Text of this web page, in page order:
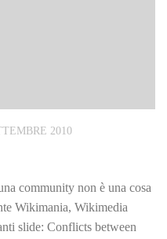
2010
community non è una cosa
Wikimania, Wikimedia
slide: Conflicts between